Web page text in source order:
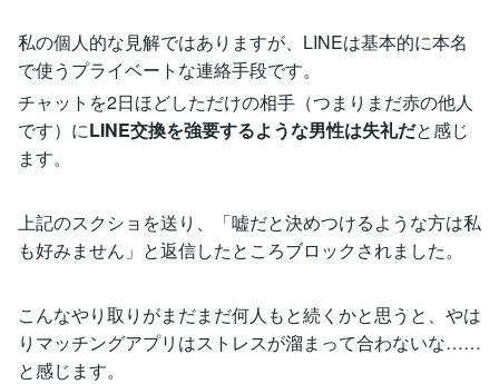
私の個人的な見解ではありますが、LINEは基本的に本名
で使うプライベートな連絡手段です。
チャットを2日ほどしただけの相手（つまりまだ赤の他人
です）にLINE交換を強要するような男性は失礼だと感じ
ます。
上記のスクショを送り、「嘘だと決めつけるような方は私
も好みません」と返信したところブロックされました。
こんなやり取りがまだまだ何人もと続くかと思うと、やは
りマッチングアプリはストレスが溜まって合わないな……
と感じます。